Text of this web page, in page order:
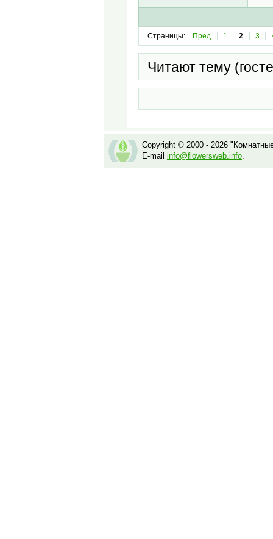
Страницы: Пред. 1 2 3
Читают тему
Copyright © 2000 - 2026
E-mail info@flowersweb.info.